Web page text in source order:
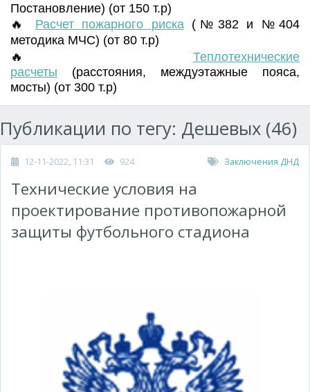
Постановление) (от 150 т.р)
🔥 Расчет пожарного риска(№382 и №404
методика МЧС) (от 80 т.р)
🔥 Теплотехнические
расчеты (расстояния, междуэтажные пояса,
мосты) (от 300 т.р)
Публикации по тегу: Дешевых (46)
12-11-2022, 11:31 924 Заключения ДНД
Технические условия на
проектирование противопожарной
защиты футбольного стадиона